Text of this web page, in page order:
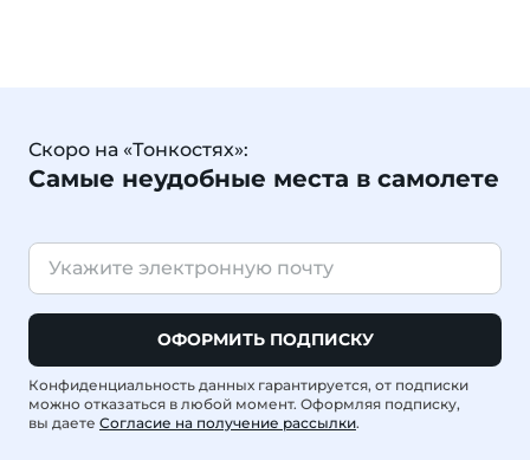
Скоро на «Тонкостях»:
Самые неудобные места в самолете
ОФОРМИТЬ ПОДПИСКУ
Конфиденциальность данных гарантируется, от подписки
можно отказаться в любой момент. Оформляя подписку,
вы даете Согласие на получение рассылки.